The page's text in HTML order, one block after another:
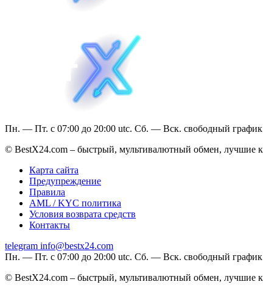
Пн. — Пт. с 07:00 до 20:00 utc. Сб. — Вск. свободный
© BestX24.com – быстрый, мультивалютный обмен, лучшие
Карта сайта
Предупреждение
Правила
AML / KYC политика
Условия возврата средств
Контакты
telegram info@bestx24.com
Пн. — Пт. с 07:00 до 20:00 utc. Сб. — Вск. свободный
© BestX24.com – быстрый, мультивалютный обмен, лучшие